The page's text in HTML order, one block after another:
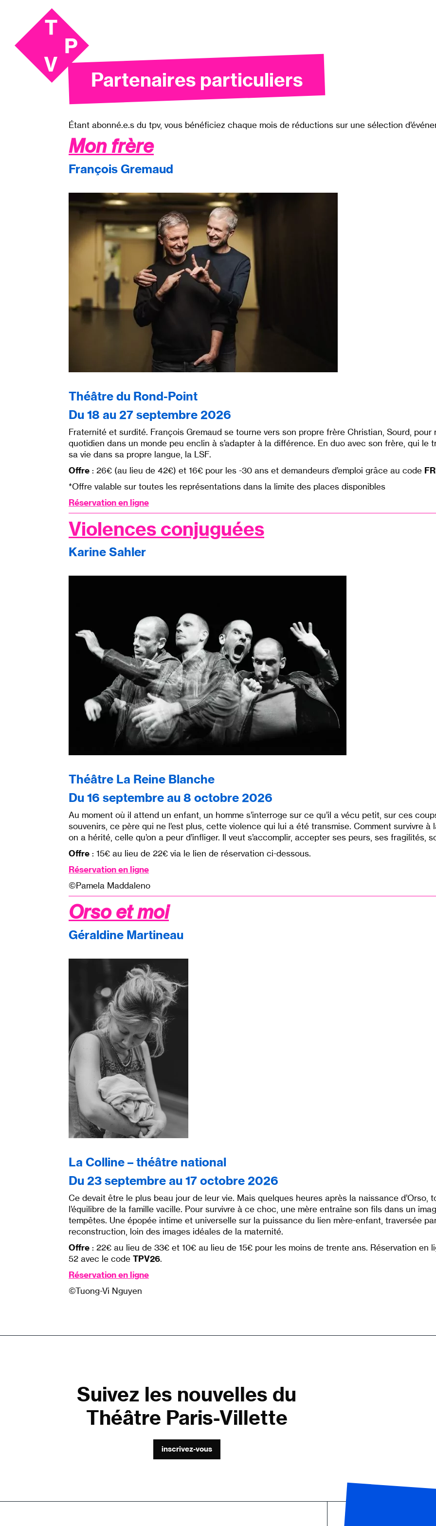
Aller
Aller au
contenu
Partenaires particuliers
Étant abonné.e.s du tpv, vous bénéficiez chaque mois de réductions sur une sélection
Mon frère
François Gremaud
Théâtre du Rond-Point
Du 18 au 27 septembre 2026
Fraternité et surdité. François Gremaud se tourne vers son propre frère Christian, Sourd,
quotidien dans un monde peu enclin à s’adapter à la différence. En duo avec son frère, qui
sa vie dans sa propre langue, la LSF.
Offre : 26€ (au lieu de 42€) et 16€ pour les -30 ans et demandeurs d’emploi grâce au code
*Offre valable sur toutes les représentations dans la limite des places disponibles
Réservation en ligne
Violences conjuguées
Karine Sahler
Théâtre La Reine Blanche
Du 16 septembre au 8 octobre 2026
Au moment où il attend un enfant, un homme s’interroge sur ce qu’il a vécu petit, sur ces
souvenirs, ce père qui ne l’est plus, cette violence qui lui a été transmise. Comment survivre à
on a hérité, celle qu’on a peur d’infliger. Il veut s’accomplir, accepter ses peurs, ses fragilités,
Offre : 15€ au lieu de 22€ via le lien de réservation ci-dessous.
Réservation en ligne
©Pamela Maddaleno
Orso et moi
Géraldine Martineau
La Colline – théâtre national
Du 23 septembre au 17 octobre 2026
Ce devait être le plus beau jour de leur vie. Mais quelques heures après la naissance d’Orso,
l’équilibre de la famille vacille. Pour survivre à ce choc, une mère entraîne son fils dans un
tempêtes. Une épopée intime et universelle sur la puissance du lien mère-enfant, traversée
reconstruction, loin des images idéales de la maternité.
Offre : 22€ au lieu de 33€ et 10€ au lieu de 15€ pour les moins de trente ans. Réservation en
52 avec le code TPV26.
Réservation en ligne
©Tuong-Vi Nguyen
Suivez les nouvelles du
Théâtre Paris-Villette
inscrivez-vous